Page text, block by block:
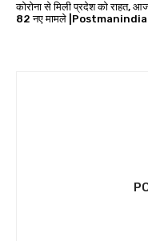
कोरोना से मिली प्रदेश को राहत,
82 नए मामले |Postmanindia